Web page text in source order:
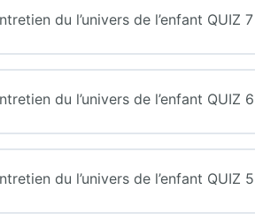
du l’univers de l’enfant QUIZ
du l’univers de l’enfant
du l’univers de l’enfant